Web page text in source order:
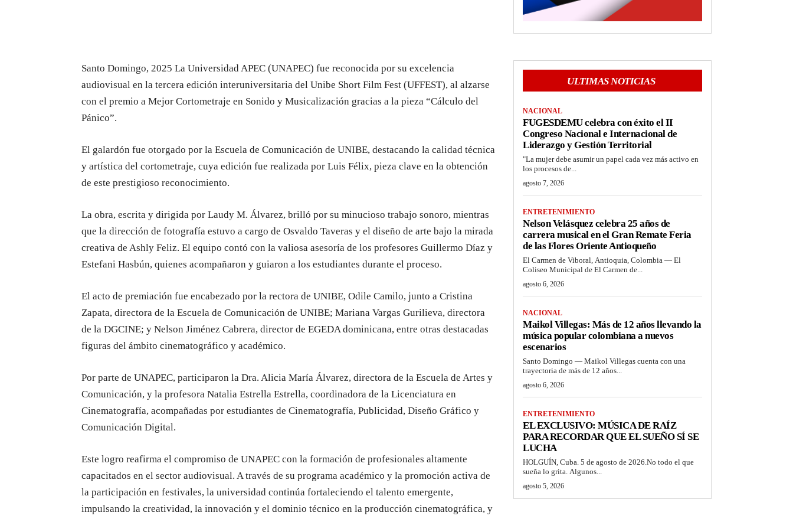
Santo Domingo, 2025 La Universidad APEC (UNAPEC) fue reconocida por su excelencia
audiovisual en la tercera edición interuniversitaria del Unibe Short Film Fest (UFFEST), al alzarse
con el premio a Mejor Cortometraje en Sonido y Musicalización gracias a la pieza “Cálculo del
Pánico”.
El galardón fue otorgado por la Escuela de Comunicación de UNIBE, destacando la calidad técnica
y artística del cortometraje, cuya edición fue realizada por Luis Félix, pieza clave en la obtención
de este prestigioso reconocimiento.
La obra, escrita y dirigida por Laudy M. Álvarez, brilló por su minucioso trabajo sonoro, mientras
que la dirección de fotografía estuvo a cargo de Osvaldo Taveras y el diseño de arte bajo la mirada
creativa de Ashly Feliz. El equipo contó con la valiosa asesoría de los profesores Guillermo Díaz y
Estefani Hasbún, quienes acompañaron y guiaron a los estudiantes durante el proceso.
El acto de premiación fue encabezado por la rectora de UNIBE, Odile Camilo, junto a Cristina
Zapata, directora de la Escuela de Comunicación de UNIBE; Mariana Vargas Gurilieva, directora
de la DGCINE; y Nelson Jiménez Cabrera, director de EGEDA dominicana, entre otras destacadas
figuras del ámbito cinematográfico y académico.
Por parte de UNAPEC, participaron la Dra. Alicia María Álvarez, directora de la Escuela de Artes y
Comunicación, y la profesora Natalia Estrella Estrella, coordinadora de la Licenciatura en
Cinematografía, acompañadas por estudiantes de Cinematografía, Publicidad, Diseño Gráfico y
Comunicación Digital.
Este logro reafirma el compromiso de UNAPEC con la formación de profesionales altamente
capacitados en el sector audiovisual. A través de su programa académico y la promoción activa de
la participación en festivales, la universidad continúa fortaleciendo el talento emergente,
impulsando la creatividad, la innovación y el dominio técnico en la producción cinematográfica, y
ULTIMAS NOTICIAS
NACIONAL
FUGESDEMU celebra con éxito el II
Congreso Nacional e Internacional de
Liderazgo y Gestión Territorial
"La mujer debe asumir un papel cada vez más activo en
los procesos de...
agosto 7, 2026
ENTRETENIMIENTO
Nelson Velásquez celebra 25 años de
carrera musical en el Gran Remate Feria
de las Flores Oriente Antioqueño
El Carmen de Viboral, Antioquia, Colombia — El
Coliseo Municipal de El Carmen de...
agosto 6, 2026
NACIONAL
Maikol Villegas: Más de 12 años llevando la
música popular colombiana a nuevos
escenarios
Santo Domingo — Maikol Villegas cuenta con una
trayectoria de más de 12 años...
agosto 6, 2026
ENTRETENIMIENTO
EL EXCLUSIVO: MÚSICA DE RAÍZ
PARA RECORDAR QUE EL SUEÑO SÍ SE
LUCHA
HOLGUÍN, Cuba. 5 de agosto de 2026.No todo el que
sueña lo grita. Algunos...
agosto 5, 2026